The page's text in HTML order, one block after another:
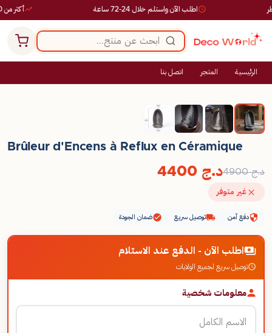
أكثر من 10,000 طلب ناجح اطلب الآن واستلم خلال 24-72 ساعة
الرئيسية المتجر اتصل بنا
-10%
Brûleur d'Encens à Reflux en Céramique
د.ج4900 د.ج
غير متوفر
دفع آمن توصيل سريع ضمان الجودة
اطلب الآن - الدفع عند الاستلام
توصيل سريع لجميع الولايات
معلومات شخصية